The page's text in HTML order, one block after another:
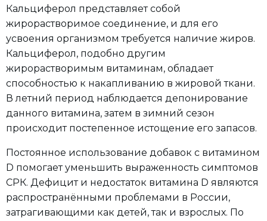
Кальциферол представляет собой
жирорастворимое соединение, и для его
усвоения организмом требуется наличие жиров.
Кальциферол, подобно другим
жирорастворимым витаминам, обладает
способностью к накапливанию в жировой ткани.
В летний период наблюдается депонирование
данного витамина, затем в зимний сезон
происходит постепенное истощение его запасов.
Постоянное использование добавок с витамином
D помогает уменьшить выраженность симптомов
СРК. Дефицит и недостаток витамина D являются
распространёнными проблемами в России,
затрагивающими как детей, так и взрослых. По